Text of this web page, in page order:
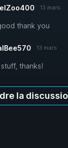
13 mars
thank you
13 mars
thanks!
la